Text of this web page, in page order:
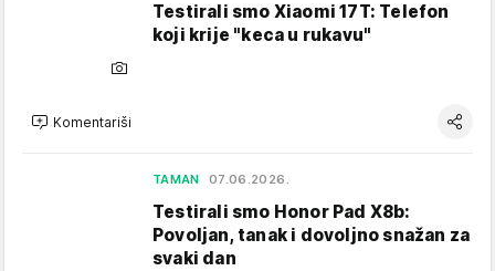
Testirali smo Xiaomi 17T: Telefon
koji krije "keca u rukavu"
Komentariši
TAMAN 07.06.2026.
Testirali smo Honor Pad X8b:
Povoljan, tanak i dovoljno snažan za
svaki dan